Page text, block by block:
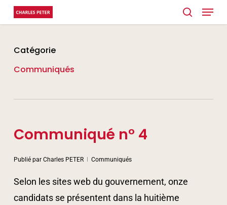
Skip
to
content
search
Menu
Catégorie
Communiqués
Communiqué n° 4
Publié par Charles PETER Communiqués
Selon les sites web du gouvernement, onze
candidats se présentent dans la huitième